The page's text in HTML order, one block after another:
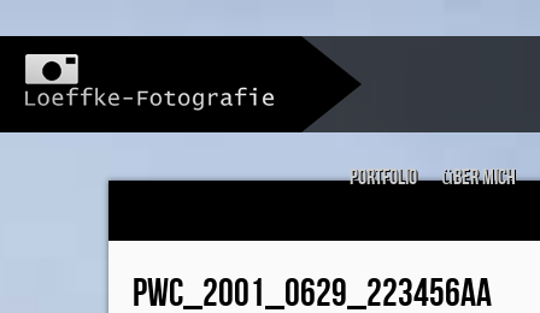
Portfolio über mich
PWC_2001_0629_223456AA